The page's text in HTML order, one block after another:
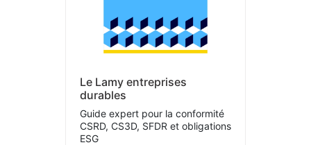
Le Lamy entreprises
durables
Guide expert pour la conformité
CSRD, CS3D, SFDR et obligations
ESG